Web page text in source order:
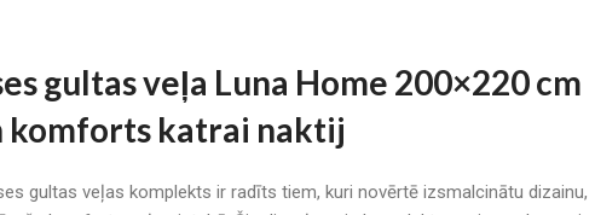
gultas veļa Luna Home 200×220 cm
komforts katrai naktij
gultas veļas komplekts ir radīts tiem, kuri novērtē izsmalcinātu dizainu,